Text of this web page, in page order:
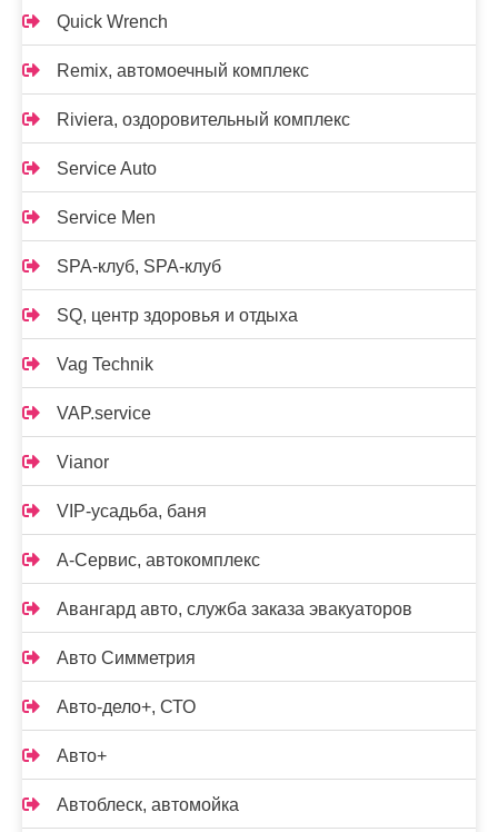
Quick Wrench
Remix, автомоечный комплекс
Riviera, оздоровительный комплекс
Service Auto
Service Men
SPA-клуб, SPA-клуб
SQ, центр здоровья и отдыха
Vag Technik
VAP.service
Vianor
VIP-усадьба, баня
А-Сервис, автокомплекс
Авангард авто, служба заказа эвакуаторов
Авто Симметрия
Авто-дело+, СТО
Авто+
Автоблеск, автомойка